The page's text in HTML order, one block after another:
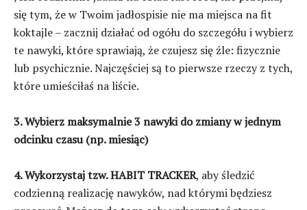
się tym, że w Twoim jadłospisie nie ma miejsca na fit
koktajle – zacznij działać od ogółu do szczegółu i wybierz
te nawyki, które sprawiają, że czujesz się źle: fizycznie
lub psychicznie. Najczęściej są to pierwsze rzeczy z tych,
które umieściłaś na liście.
3. Wybierz maksymalnie 3 nawyki do zmiany w jednym
odcinku czasu (np. miesiąc)
4. Wykorzystaj tzw. HABIT TRACKER, aby śledzić
codzienną realizację nawyków, nad którymi będziesz